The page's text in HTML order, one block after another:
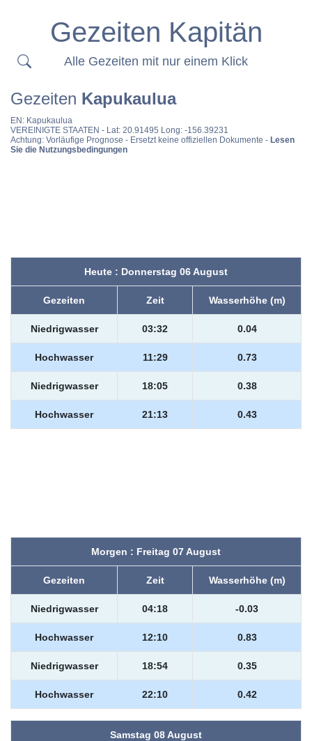
Gezeiten Kapitän
Alle Gezeiten mit nur einem Klick
Gezeiten Kapukaulua
EN: Kapukaulua
VEREINIGTE STAATEN - Lat: 20.91495 Long: -156.39231
Achtung: Vorläufige Prognose - Ersetzt keine offiziellen Dokumente - Lesen
Sie die Nutzungsbedingungen
Heute : Donnerstag 06 August
Gezeiten Zeit Wasserhöhe (m)
Niedrigwasser 03:32 0.04
Hochwasser 11:29 0.73
Niedrigwasser 18:05 0.38
Hochwasser 21:13 0.43
Morgen : Freitag 07 August
Gezeiten Zeit Wasserhöhe (m)
Niedrigwasser 04:18 -0.03
Hochwasser 12:10 0.83
Niedrigwasser 18:54 0.35
Hochwasser 22:10 0.42
Samstag 08 August